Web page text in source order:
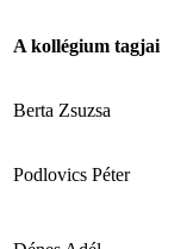
A kollégium tagjai
Berta Zsuzsa
Podlovics Péter